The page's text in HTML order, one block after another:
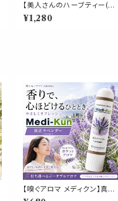
【美人さんのハーブティー(テ
ィーパック)】《女性バランス ブ
レンド》6包入 ティーバッグ レ
¥1,280
【嗅ぐアロマ メディクン】真正
ラベンダー｜おやすみ前 リラ